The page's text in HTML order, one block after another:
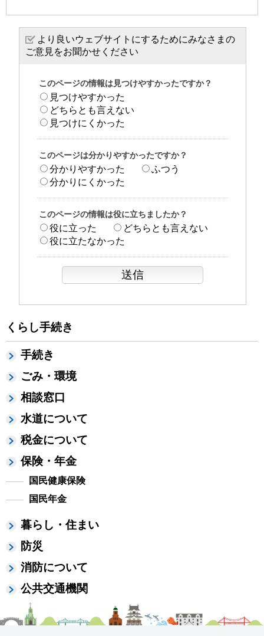
くらし手続き
手続き
ごみ・環境
相談窓口
水道について
税金について
保険・年金
国民健康保険
国民年金
暮らし・住まい
防災
消防について
公共交通機関
より良いウェブサイトにするためにみなさまの
ご意見をお聞かせください
このページの情報は見つけやすかったですか？
見つけやすかった
どちらとも言えない
見つけにくかった
このページは分かりやすかったですか？
分かりやすかった
ふつう
分かりにくかった
このページの情報は役に立ちましたか？
役に立った
どちらとも言えない
役に立たなかった